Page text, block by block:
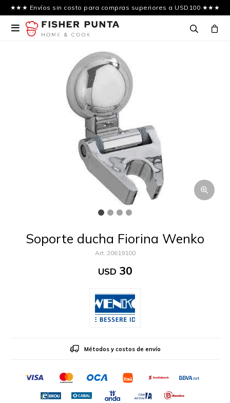
★★★ Envíos sin costo para compras superiores a USD100 ★★★

Soporte ducha Fiorina Wenko
20619100
USD 30
Métodos y costos de envío